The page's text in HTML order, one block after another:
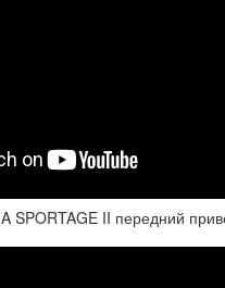
II передний